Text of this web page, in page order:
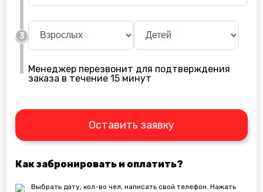
3
Менеджер перезвонит для подтверждения
заказа в течение 15 минут
Оставить заявку
Как забронировать и оплатить?
Выбрать дату, кол-во чел, написать свой телефон. Нажать